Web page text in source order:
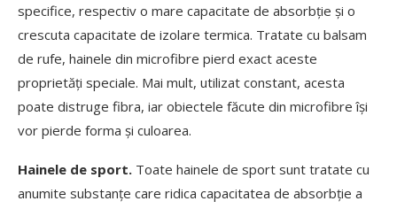
specifice, respectiv o mare capacitate de absorbție și o
crescuta capacitate de izolare termica. Tratate cu balsam
de rufe, hainele din microfibre pierd exact aceste
proprietăți speciale. Mai mult, utilizat constant, acesta
poate distruge fibra, iar obiectele făcute din microfibre își
vor pierde forma și culoarea.
Hainele de sport. Toate hainele de sport sunt tratate cu
anumite substanțe care ridica capacitatea de absorbție a